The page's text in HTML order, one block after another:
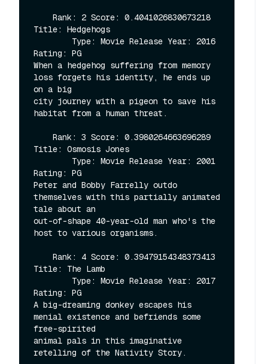
Title: Hedgehogs
Rating: PG
When a hedgehog suffering from memory
loss forgets his identity, he ends up
on a big
city journey with a pigeon to save his
habitat from a human threat.
Title: Osmosis Jones
Rating: PG
Peter and Bobby Farrelly outdo
themselves with this partially animated
tale about an
out-of-shape 40-year-old man who's the
host to various organisms.
Title: The Lamb
Rating: PG
A big-dreaming donkey escapes his
menial existence and befriends some
free-spirited
animal pals in this imaginative
retelling of the Nativity Story.